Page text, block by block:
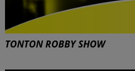
TONTON ROBBY SHOW